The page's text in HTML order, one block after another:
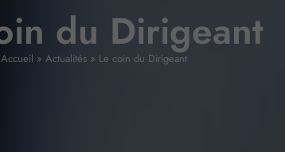
du Dirigeant
Accueil » Actualités » Le coin du Dirigeant